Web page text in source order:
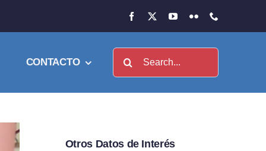
CONTACTO Buscar:
Otros Datos de Interés